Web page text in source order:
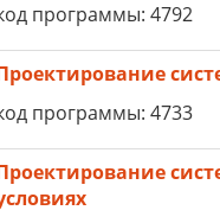
программы: 4792
программы: 4733